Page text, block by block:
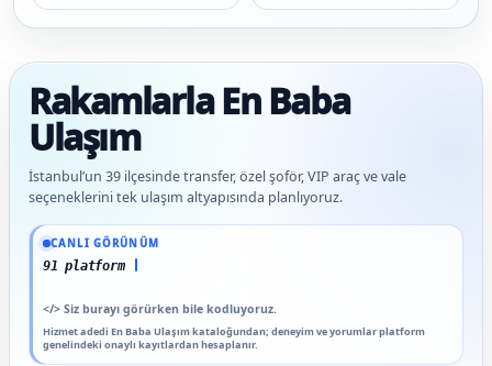
Rakamlarla En Baba
Ulaşım
İstanbul’un 39 ilçesinde transfer, özel şoför, VIP araç ve vale
seçeneklerini tek ulaşım altyapısında planlıyoruz.
CANLI GÖRÜNÜM
91 platform genelinde onaylı
</> Siz burayı görürken bile kodluyoruz.
Hizmet adedi En Baba Ulaşım kataloğundan; deneyim ve yorumlar platform
genelindeki onaylı kayıtlardan hesaplanır.
Güncel veriler: 1.291+ En Baba ağı hizmet deneyimi; 91 platform genelinde